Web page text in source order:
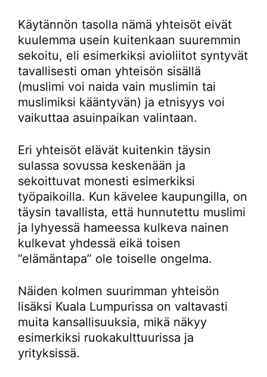
Käytännön tasolla nämä yhteisöt eivät
kuulemma usein kuitenkaan suuremmin
sekoitu, eli esimerkiksi avioliitot syntyvät
tavallisesti oman yhteisön sisällä
(muslimi voi naida vain muslimin tai
muslimiksi kääntyvän) ja etnisyys voi
vaikuttaa asuinpaikan valintaan.
Eri yhteisöt elävät kuitenkin täysin
sulassa sovussa keskenään ja
sekoittuvat monesti esimerkiksi
työpaikoilla. Kun kävelee kaupungilla, on
täysin tavallista, että hunnutettu muslimi
ja lyhyessä hameessa kulkeva nainen
kulkevat yhdessä eikä toisen
”elämäntapa” ole toiselle ongelma.
Näiden kolmen suurimman yhteisön
lisäksi Kuala Lumpurissa on valtavasti
muita kansallisuuksia, mikä näkyy
esimerkiksi ruokakulttuurissa ja
yrityksissä.